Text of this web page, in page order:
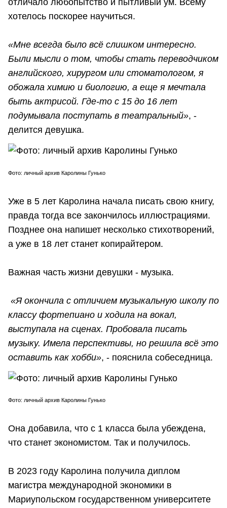
отличало любопытство и пытливый ум. Всему
хотелось поскорее научиться.
«Мне всегда было всё слишком интересно.
Были мысли о том, чтобы стать переводчиком
английского, хирургом или стоматологом, я
обожала химию и биологию, а еще я мечтала
быть актрисой. Где-то с 15 до 16 лет
подумывала поступать в театральный», -
делится девушка.
Фото: личный архив Каролины Гунько
Уже в 5 лет Каролина начала писать свою книгу,
правда тогда все закончилось иллюстрациями.
Позднее она напишет несколько стихотворений,
а уже в 18 лет станет копирайтером.
Важная часть жизни девушки - музыка.
«Я окончила с отличием музыкальную школу по
классу фортепиано и ходила на вокал,
выступала на сценах. Пробовала писать
музыку. Имела перспективы, но решила всё это
оставить как хобби», - пояснила собеседница.
Фото: личный архив Каролины Гунько
Она добавила, что с 1 класса была убеждена,
что станет экономистом. Так и получилось.
В 2023 году Каролина получила диплом
магистра международной экономики в
Мариупольском государственном университете